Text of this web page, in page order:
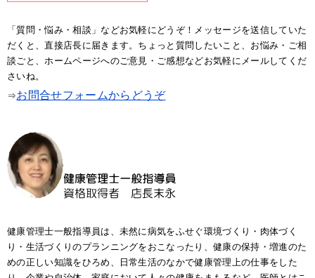
「質問・悩み・相談」などお気軽にどうぞ！メッセージを送信していた
だくと、直接店長に届きます。ちょっと質問したいこと、お悩み・ご相
談ごと、ホームページへのご意見・ご感想などお気軽にメールしてくだ
さいね。
⇒お問合せフォームからどうぞ
健康管理士一般指導員は、未然に病気をふせぐ環境づくり・肉体づく
り・生活づくりのプランニングをおこなったり、健康の保持・増進のた
めの正しい知識をひろめ、日常生活のなかで健康管理上の仕事をした